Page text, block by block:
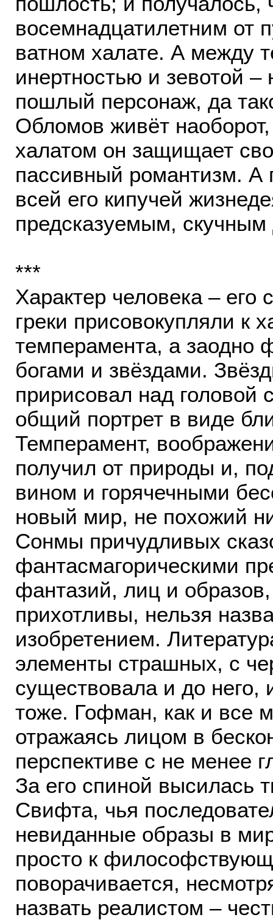
восемнадцатилетним от
ватном халате. А между
инертностью и зевотой –
пошлый персонаж, да
Обломов живёт
халатом он защищает
пассивный романтизм.
всей его кипучей
предсказуемым,
***
Характер человека – его
греки присовокупляли к
темперамента, а заодно
богами и звёздами.
пририсовал над головой
общий портрет в виде
Темперамент,
получил от природы и,
вином и горячечными
новый мир, не похожий
Сонмы причудливых
фантасмагорическими
фантазий, лиц и
прихотливы, нельзя
изобретением.
элементы страшных, с
существовала и до него,
тоже. Гофман, как и все
отражаясь лицом в
перспективе с не менее
За его спиной высилась
Свифта, чья
невиданные образы в
просто к
поворачивается,
назвать реалистом –